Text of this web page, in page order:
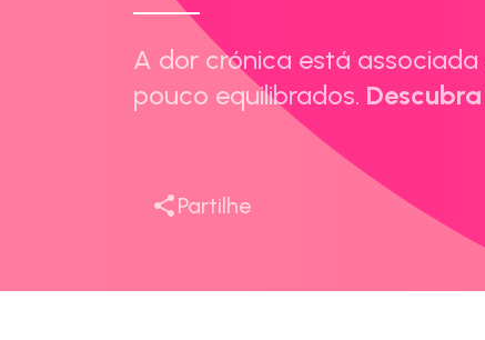
A dor crónica está
pouco equilibrados.
Partilhe